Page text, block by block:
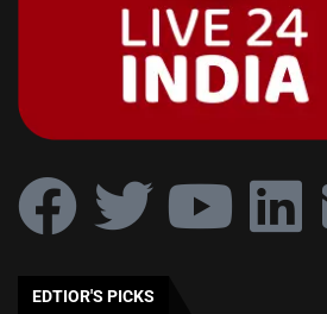
EDTIOR'S PICKS